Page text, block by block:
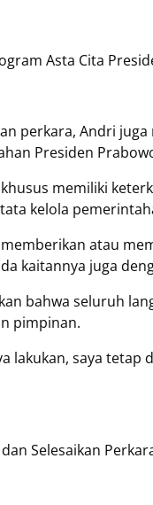
Asta Cita
perkara, Andri
Presiden
memiliki
kelola
atau
kaitannya juga
bahwa seluruh
pimpinan.
lakukan, saya
Selesaikan